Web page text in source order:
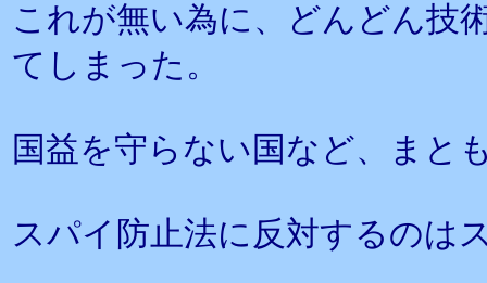
これが無い為に、どんどん技
てしまった。
国益を守らない国など、まと
スパイ防止法に反対するのは